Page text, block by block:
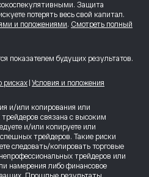
Защита
потерять весь свой капитал.
и положениями. Смотреть полный
показателем будущих результатов.
рисках Условия и положения
и/или копирования или
связана с высоким
и/или копируете или
трейдеров. Такие риски
следовать/копировать торговые
трейдеров или
намерения либо финансовое